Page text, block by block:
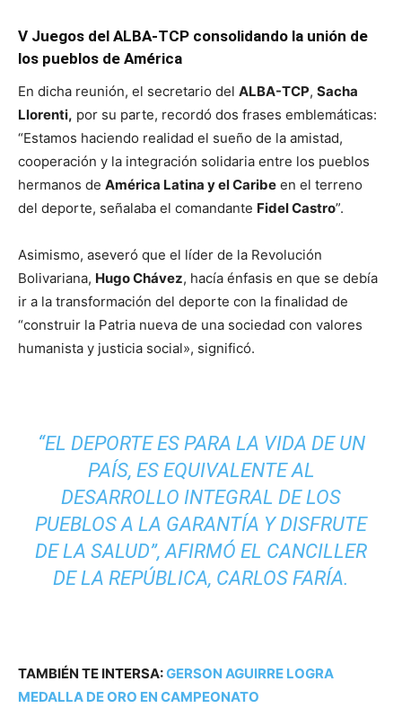
V Juegos del ALBA-TCP consolidando la unión de
los pueblos de América
En dicha reunión, el secretario del ALBA-TCP, Sacha
Llorenti, por su parte, recordó dos frases emblemáticas:
“Estamos haciendo realidad el sueño de la amistad,
cooperación y la integración solidaria entre los pueblos
hermanos de América Latina y el Caribe en el terreno
del deporte, señalaba el comandante Fidel Castro”.
Asimismo, aseveró que el líder de la Revolución
Bolivariana, Hugo Chávez, hacía énfasis en que se debía
ir a la transformación del deporte con la finalidad de
“construir la Patria nueva de una sociedad con valores
humanista y justicia social», significó.
“EL DEPORTE ES PARA LA VIDA DE UN
PAÍS, ES EQUIVALENTE AL
DESARROLLO INTEGRAL DE LOS
PUEBLOS A LA GARANTÍA Y DISFRUTE
DE LA SALUD”, AFIRMÓ EL CANCILLER
DE LA REPÚBLICA, CARLOS FARÍA.
TAMBIÉN TE INTERSA:GERSON AGUIRRE LOGRA
MEDALLA DE ORO EN CAMPEONATO